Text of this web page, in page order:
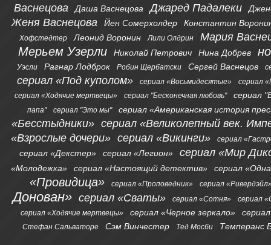
Васнецова
Даша Васнецова Джаред Падалеки
Женя Васнецова Йен Сомерхолдер Константин
Хофстедтер Леонид Воронин Лили Олдрин Мария
Мерьем Узерли Николай Петрович Нина Добрев
Уэсли Рагнар Лодброк Робин Щербатски Сергей Васнецов
сериал «Под куполом» сериал «Восьмидесятые»
сериал
сериал «Ходячие мертвецы»
сериал "Бесконечная любовь" сериал
папа" сериал "Это мы" сериал «Американская история
«Бесстыдники» сериал «Великолепный век.
«Взрослые дочери» сериал «Викинги» сериал
сериал «Декстер» сериал «Легион» сериал «Мир
«Молодежка» сериал «Настоящий детектив» сериал
«Провидица» сериал «Проповедник» сериал
Донован» сериал «Сваты» сериал «Сотня»
сериал
сериал «Ходячие мертвецы»
сериал «Черное зеркало»
Стефан Сальваторе Сэм Винчестер Тед Мосби Темперанс